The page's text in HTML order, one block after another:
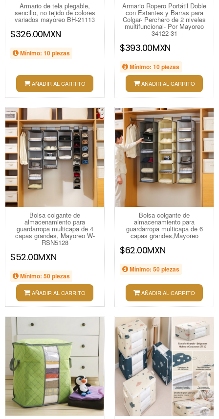
Armario de tela plegable,
sencillo, no tejido de colores
variados mayoreo BH-21113
$326.00MXN
Mínimo: 10 piezas
AÑADIR AL CARRITO
Armario Ropero Portátil Doble
con Estantes y Barras para
Colgar- Perchero de 2 niveles
multifuncional- Por Mayoreo
34122-31
$393.00MXN
Mínimo: 10 piezas
AÑADIR AL CARRITO
Bolsa colgante de
almacenamiento para
guardarropa multicapa de 4
capas grandes, Mayoreo W-
RSN5128
$52.00MXN
Mínimo: 50 piezas
AÑADIR AL CARRITO
Bolsa colgante de
almacenamiento para
guardarropa multicapa de 6
capas grandes,Mayoreo
$62.00MXN
Mínimo: 50 piezas
AÑADIR AL CARRITO